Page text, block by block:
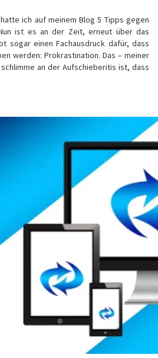
ich auf meinem Blog 5 Tipps gegen
ist es an der Zeit, erneut über das
sogar einen Fachausdruck dafür, dass
werden: Prokrastination. Das – meiner
an der Aufschieberitis ist, dass